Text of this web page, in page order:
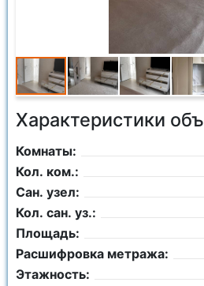
Характеристики
Комнаты:
Кол. ком.:
Сан. узел:
Кол. сан. уз.:
Площадь:
Расшифровка метража:
Этажность: